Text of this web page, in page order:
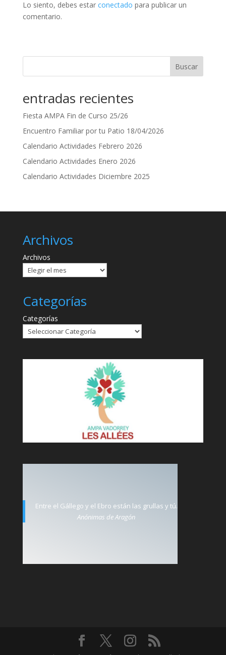
Lo siento, debes estar conectado para publicar un
comentario.
Buscar
entradas recientes
Fiesta AMPA Fin de Curso 25/26
Encuentro Familiar por tu Patio 18/04/2026
Calendario Actividades Febrero 2026
Calendario Actividades Enero 2026
Calendario Actividades Diciembre 2025
Archivos
Archivos
Categorías
Categorías
Entre el Gállego y el Ebro están las grullas y tú.
Anónimas de Aragón